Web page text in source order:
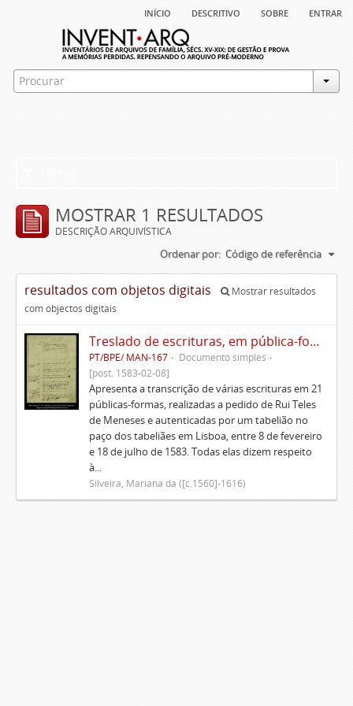
início descritivo sobre entrar
MOSTRAR 1 RESULTADOS
DESCRIÇÃO ARQUIVÍSTICA
Ordenar por: Código de referência
resultados com objetos digitais
Mostrar resultados
com objectos digitais
Treslado de escrituras, em pública-forma, de Rui Teles de Meneses
PT/BPE/ MAN-167
Documento simples
[post. 1583-02-08]
Apresenta a transcrição de várias escrituras em 21
públicas-formas, realizadas a pedido de Rui Teles
de Meneses e autenticadas por um tabelião no
paço dos tabeliães em Lisboa, entre 8 de fevereiro
e 18 de julho de 1583. Todas elas dizem respeito
à...
Silveira, Mariana da ([c.1560]-1616)